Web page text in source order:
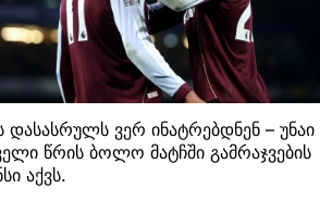
დასასრულს ვერ ინატრებდნენ – უნაი
წრის ბოლო მატჩში გამრაჯვების
აქვს.